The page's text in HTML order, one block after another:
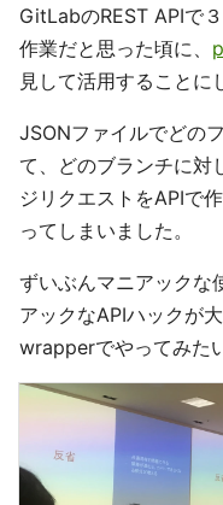
GitLabのREST APIで
作業だと思った頃に、
見して活用することに
JSONファイルでどの
て、どのブランチに対
ジリクエストをAPIで
ってしまいました。
ずいぶんマニアックな
アックなAPIハックが
wrapperでやってみた